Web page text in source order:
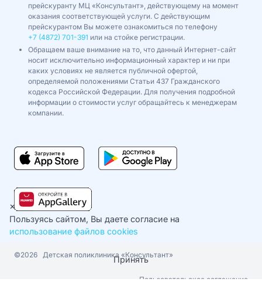
прейскуранту МЦ «Консультант», действующему на момент
оказания соответствующей услуги. С действующим
прейскурантом Вы можете ознакомиться по телефону
+7 (4872) 701-391 или на стойке регистрации.
Обращаем ваше внимание на то, что данный Интернет-сайт
носит исключительно информационный характер и ни при
каких условиях не является публичной офертой,
определяемой положениями Статьи 437 Гражданского
кодекса Российской Федерации. Для получения подробной
информации о стоимости услуг обращайтесь к менеджерам
компании.
©2026 Детская поликлиника «Консультант»
Пользовательское соглашение
×
Пользуясь сайтом, Вы даете согласие на
использование файлов cookies
Принять